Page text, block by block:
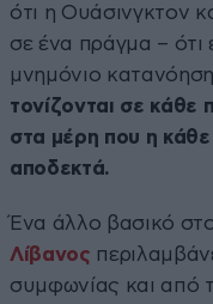
ότι η Ουάσινγκτον
σε ένα πράγμα – ότι
μνημόνιο
τονίζονται σε κάθε
στα μέρη που η
αποδεκτά.
Ένα άλλο βασικό
Λίβανος
συμφωνίας και από